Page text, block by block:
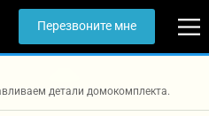
Перезвоните мне
детали домокомплекта.